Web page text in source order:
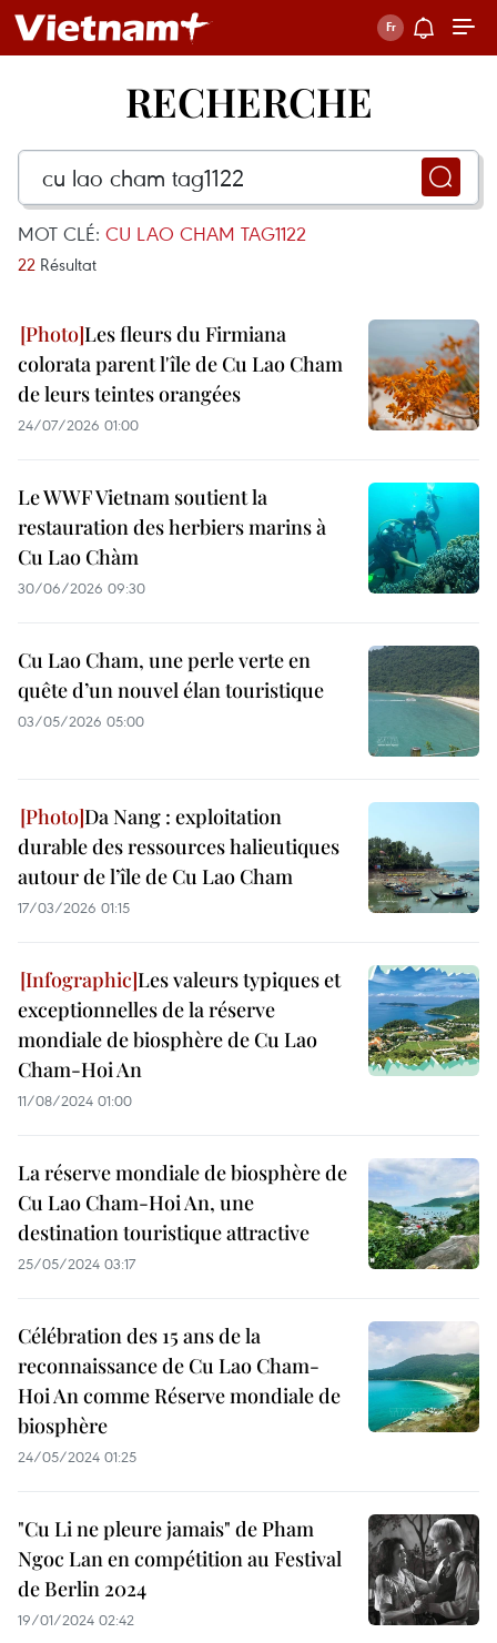
RECHERCHE
MOT CLÉ: CU LAO CHAM TAG1122
22 Résultat
Les fleurs du Firmiana
colorata parent l'île de Cu Lao Cham
de leurs teintes orangées
24/07/2026 01:00
Le WWF Vietnam soutient la
restauration des herbiers marins à
Cu Lao Chàm
30/06/2026 09:30
Cu Lao Cham, une perle verte en
quête d’un nouvel élan touristique
03/05/2026 05:00
Da Nang : exploitation
durable des ressources halieutiques
autour de l’île de Cu Lao Cham
17/03/2026 01:15
Les valeurs typiques et
exceptionnelles de la réserve
mondiale de biosphère de Cu Lao
Cham-Hoi An
11/08/2024 01:00
La réserve mondiale de biosphère de
Cu Lao Cham-Hoi An, une
destination touristique attractive
25/05/2024 03:17
Célébration des 15 ans de la
reconnaissance de Cu Lao Cham-
Hoi An comme Réserve mondiale de
biosphère
24/05/2024 01:25
"Cu Li ne pleure jamais" de Pham
Ngoc Lan en compétition au Festival
de Berlin 2024
19/01/2024 02:42